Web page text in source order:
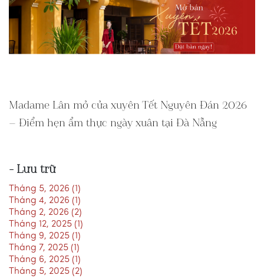
Madame Lân mở cửa xuyên Tết Nguyên Đán 2026
– Điểm hẹn ẩm thực ngày xuân tại Đà Nẵng
- Lưu trữ
Tháng 5, 2026 (1)
Tháng 4, 2026 (1)
Tháng 2, 2026 (2)
Tháng 12, 2025 (1)
Tháng 9, 2025 (1)
Tháng 7, 2025 (1)
Tháng 6, 2025 (1)
Tháng 5, 2025 (2)